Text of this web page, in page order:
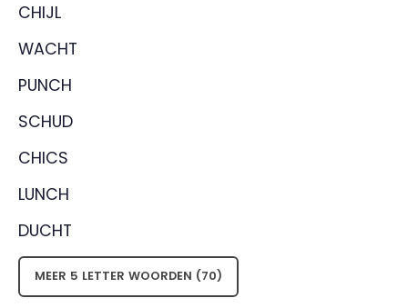
CHIJL
WACHT
PUNCH
SCHUD
CHICS
LUNCH
DUCHT
MEER 5 LETTER WOORDEN (70)